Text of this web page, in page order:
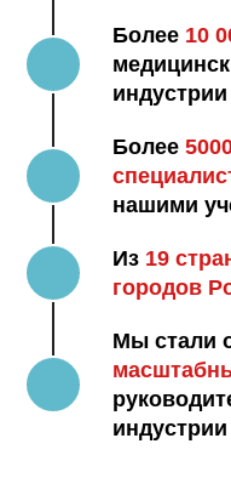
Более 10
Более
нашими
Из 19
городов
Мы стали